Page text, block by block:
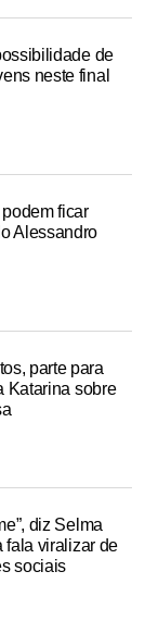
de
neste final
ficar
Alessandro
parte para
Katarina sobre
diz Selma
fala viralizar de
sociais